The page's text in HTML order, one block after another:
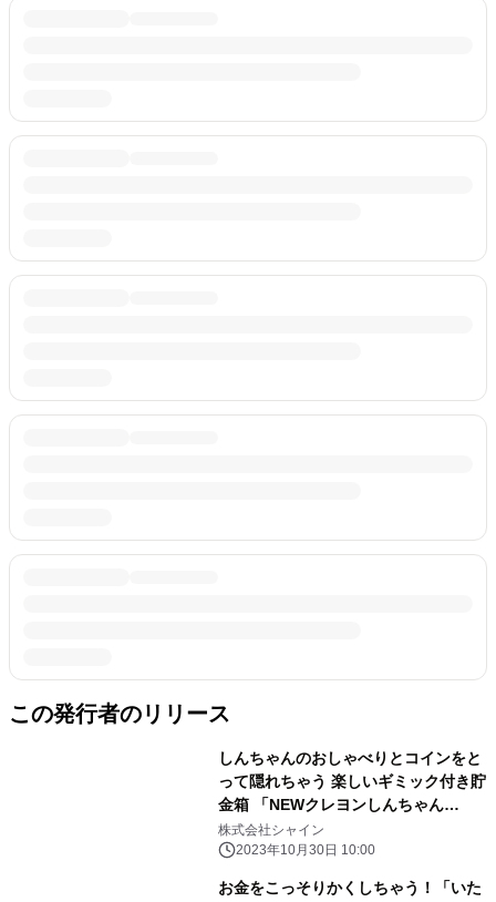
この発行者のリリース
しんちゃんのおしゃべりとコインをと
って隠れちゃう 楽しいギミック付き貯
金箱 「NEWクレヨンしんちゃん
BANK」11月上旬発売！
株式会社シャイン
2023年10月30日 10:00
お金をこっそりかくしちゃう！「いた